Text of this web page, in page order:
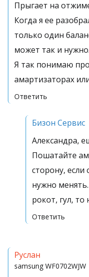
Прыгает на
Когда я ее
только один
может так и нужно.
Я так понимаю
амартизаторах
Ответить
Бизон Сервис
Александра,
Пошатайте
сторону, если
нужно
рокот, гул,
Ответить
Руслан
samsung WF0702WJW